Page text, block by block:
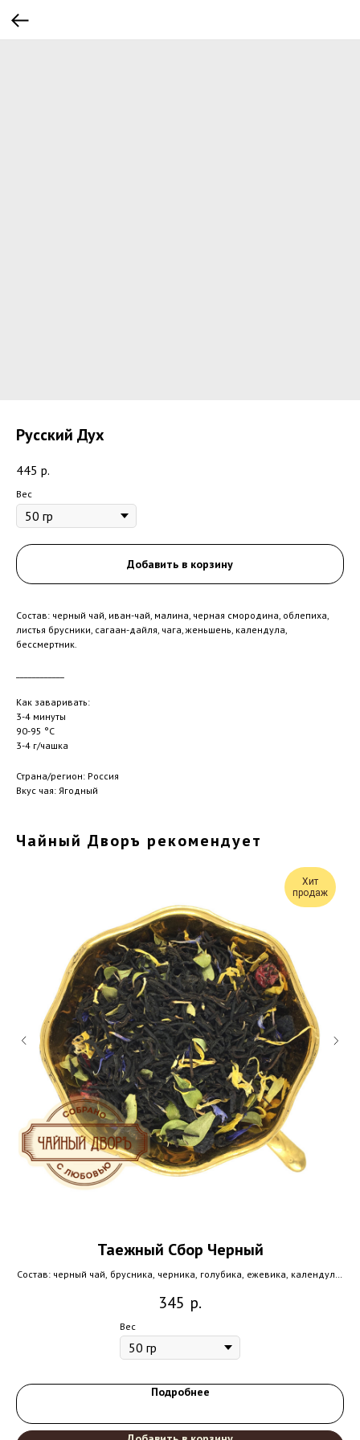
Русский Дух
445 р.
Вес
Добавить в корзину
Состав: черный чай, иван-чай, малина, черная смородина, облепиха,
листья брусники, сагаан-дайля, чага, женьшень, календула,
бессмертник.
Как заваривать:
3-4 минуты
90-95 °C
3-4 г/чашка
Страна/регион: Россия
Вкус чая: Ягодный
Чайный Дворъ рекомендует
Хит
продаж
Таежный Сбор Черный
Состав: черный чай, брусника, черника, голубика, ежевика, календула,
таинственному лесу...
345 р.
Вес
Подробнее